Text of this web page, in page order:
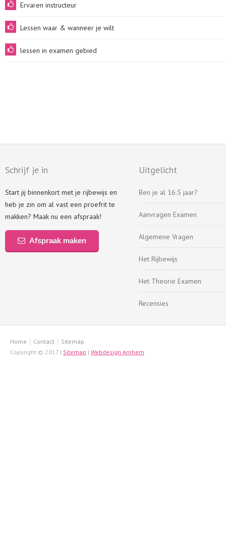
Ervaren instructeur
Lessen waar & wanneer je wilt
lessen in examen gebied
Schrijf je in
Start jij binnenkort met je rijbewijs en
heb je zin om al vast een proefrit te
makken? Maak nu een afspraak!
Afspraak maken
Uitgelicht
Ben je al 16.5 jaar?
Aanvragen Examen
Algemene Vragen
Het Rijbewijs
Het Theorie Examen
Recensies
Home Contact
Sitemap
Copyright © 2017 | Sitemap | Webdesign Arnhem